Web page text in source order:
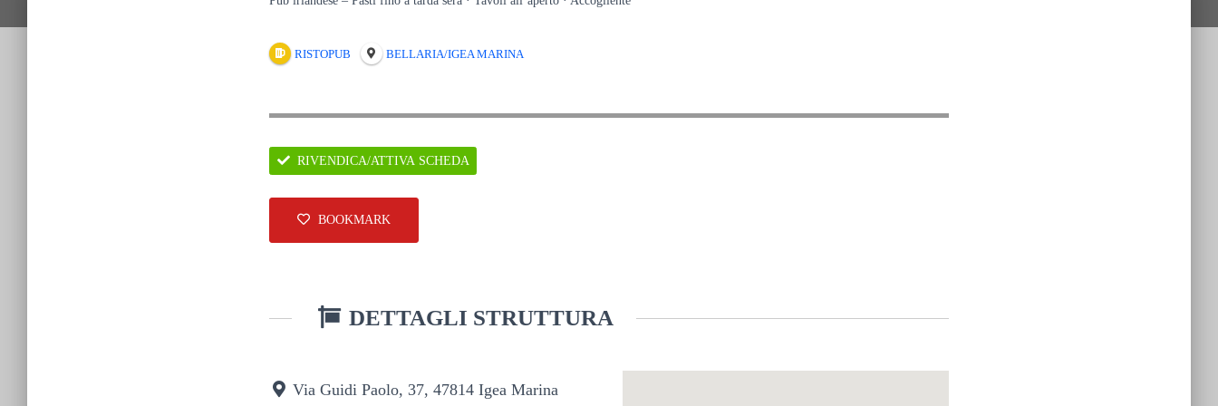
RISTOPUB BELLARIA/IGEA MARINA
RIVENDICA/ATTIVA SCHEDA
BOOKMARK
DETTAGLI STRUTTURA
Via Guidi Paolo, 37, 47814 Igea Marina